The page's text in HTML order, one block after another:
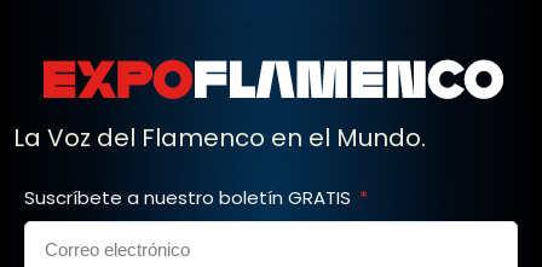
La Voz del Flamenco en el Mundo.
Suscríbete a nuestro boletín GRATIS